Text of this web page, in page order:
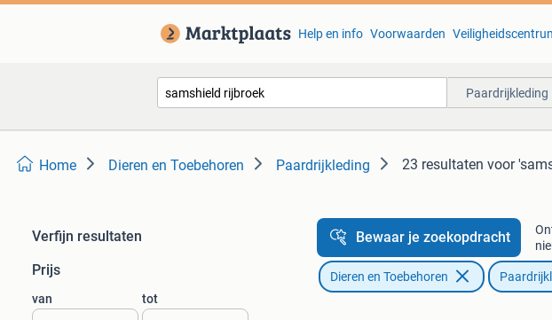
Help en info Voorwaarden
Paardrijkleding
Home Dieren en Toebehoren Paardrijkleding 23 resultaten voor
Verfijn resultaten
Prijs
van tot
Bewaar je zoekopdracht
Dieren en Toebehoren